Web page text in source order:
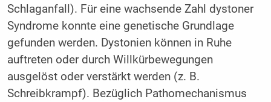
Schlaganfall). Für eine wachsende Zahl dystoner
Syndrome konnte eine genetische Grundlage
gefunden werden. Dystonien können in Ruhe
auftreten oder durch Willkürbewegungen
ausgelöst oder verstärkt werden (z. B.
Schreibkrampf). Bezüglich Pathomechanismus